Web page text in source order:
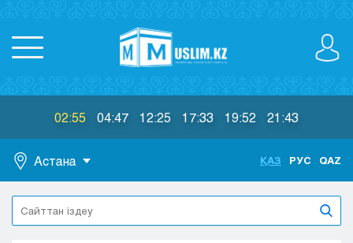
02:55 04:47 12:25 17:33 19:52 21:43
Астана
Астана
Алматы
ҚАЗ РУС QAZ